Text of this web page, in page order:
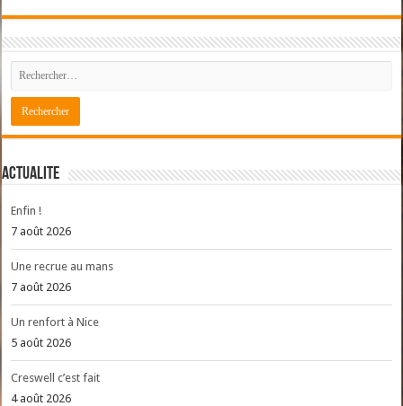
ACTUALITE
Enfin !
7 août 2026
Une recrue au mans
7 août 2026
Un renfort à Nice
5 août 2026
Creswell c’est fait
4 août 2026